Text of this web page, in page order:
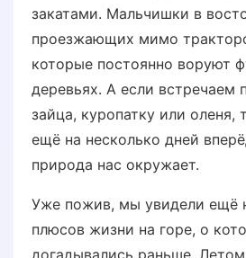
закатами. Мальчишки в
проезжающих мимо
которые постоянно воруют
деревьях. А если встречаем
зайца, куропатку или оленя,
ещё на несколько дней
природа нас окружает.
Уже пожив, мы увидели ещё
плюсов жизни на горе, о